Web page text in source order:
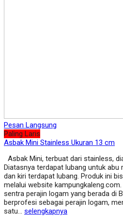
Pesan Langsung
Paling Laris
Asbak Mini Stainless Ukuran 13 cm
Asbak Mini, terbuat dari stainless,
Diatasnya terdapat lubang untuk abu
dan kiri terdapat lubang. Produk ini
melalui website
sentra perajin logam yang berada di
berprofesi sebagai perajin logam,
satu… selengkapnya